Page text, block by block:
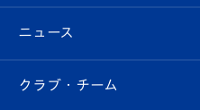
ニュース
すべて
クラブ・チーム